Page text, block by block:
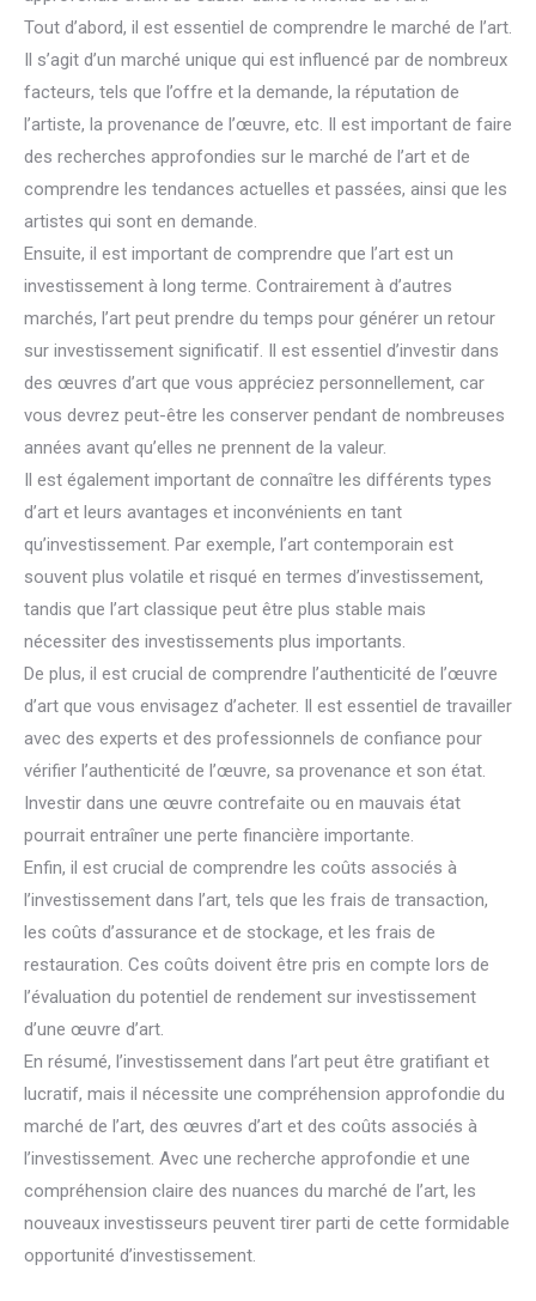
Tout d’abord, il est essentiel de comprendre le marché de l’art.
Il s’agit d’un marché unique qui est influencé par de nombreux
facteurs, tels que l’offre et la demande, la réputation de
l’artiste, la provenance de l’œuvre, etc. Il est important de faire
des recherches approfondies sur le marché de l’art et de
comprendre les tendances actuelles et passées, ainsi que les
artistes qui sont en demande.
Ensuite, il est important de comprendre que l’art est un
investissement à long terme. Contrairement à d’autres
marchés, l’art peut prendre du temps pour générer un retour
sur investissement significatif. Il est essentiel d’investir dans
des œuvres d’art que vous appréciez personnellement, car
vous devrez peut-être les conserver pendant de nombreuses
années avant qu’elles ne prennent de la valeur.
Il est également important de connaître les différents types
d’art et leurs avantages et inconvénients en tant
qu’investissement. Par exemple, l’art contemporain est
souvent plus volatile et risqué en termes d’investissement,
tandis que l’art classique peut être plus stable mais
nécessiter des investissements plus importants.
De plus, il est crucial de comprendre l’authenticité de l’œuvre
d’art que vous envisagez d’acheter. Il est essentiel de travailler
avec des experts et des professionnels de confiance pour
vérifier l’authenticité de l’œuvre, sa provenance et son état.
Investir dans une œuvre contrefaite ou en mauvais état
pourrait entraîner une perte financière importante.
Enfin, il est crucial de comprendre les coûts associés à
l’investissement dans l’art, tels que les frais de transaction,
les coûts d’assurance et de stockage, et les frais de
restauration. Ces coûts doivent être pris en compte lors de
l’évaluation du potentiel de rendement sur investissement
d’une œuvre d’art.
En résumé, l’investissement dans l’art peut être gratifiant et
lucratif, mais il nécessite une compréhension approfondie du
marché de l’art, des œuvres d’art et des coûts associés à
l’investissement. Avec une recherche approfondie et une
compréhension claire des nuances du marché de l’art, les
nouveaux investisseurs peuvent tirer parti de cette formidable
opportunité d’investissement.